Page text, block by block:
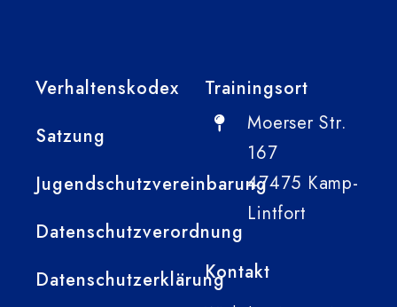
Verhaltenskodex
Satzung
Jugendschutzvereinbarung
Datenschutzverordnung
Datenschutzerklärung
Trainingsort
Moerser Str.
167
47475 Kamp-
Lintfort
Kontakt